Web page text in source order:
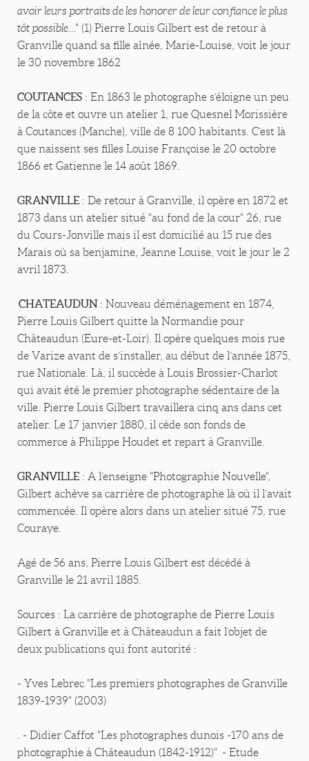
avoir leurs portraits de les honorer de leur confiance le plus
tôt possible..
." (1) Pierre Louis Gilbert est de retour à
Granville quand sa fille aînée, Marie-Louise, voit le jour
le 30 novembre 1862
COUTANCES : En 1863 le photographe s’éloigne un peu
de la côte et ouvre un atelier 1, rue Quesnel Morissière
à Coutances (Manche), ville de 8 100 habitants. C’est là
que naissent ses filles Louise Françoise le 20 octobre
1866 et Gatienne le 14 août 1869.
GRANVILLE : De retour à Granville, il opère en 1872 et
1873 dans un atelier situé "au fond de la cour" 26, rue
du Cours-Jonville mais il est domicilié au 15 rue des
Marais où sa benjamine, Jeanne Louise, voit le jour le 2
avril 1873.
CHATEAUDUN: Nouveau déménagement en 1874,
Pierre Louis Gilbert quitte la Normandie pour
Châteaudun (Eure-et-Loir). Il opère quelques mois rue
de Varize avant de s’installer, au début de l’année 1875,
rue Nationale. Là, il succède à Louis Brossier-Charlot
qui avait été le premier photographe sédentaire de la
ville. Pierre Louis Gilbert travaillera cinq ans dans cet
atelier. Le 17 janvier 1880, il cède son fonds de
commerce à Philippe Houdet et repart à Granville.
GRANVILLE : A l’enseigne "Photographie Nouvelle",
Gilbert achève sa carrière de photographe là où il l’avait
commencée. Il opère alors dans un atelier situé 75, rue
Couraye.
Agé de 56 ans, Pierre Louis Gilbert est décédé à
Granville le 21 avril 1885.
Sources : La carrière de photographe de Pierre Louis
Gilbert à Granville et à Châteaudun a fait l’objet de
deux publications qui font autorité :
- Yves Lebrec "Les premiers photographes de Granville
1839-1939" (2003)
. - Didier Caffot "Les photographes dunois -170 ans de
photographie à Châteaudun (1842-1912)" - Etude